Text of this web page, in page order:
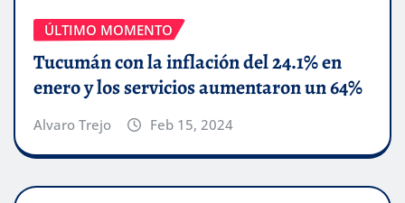
ÚLTIMO MOMENTO
Tucumán con la inflación del 24.1% en
enero y los servicios aumentaron un 64%
Alvaro Trejo Feb 15, 2024